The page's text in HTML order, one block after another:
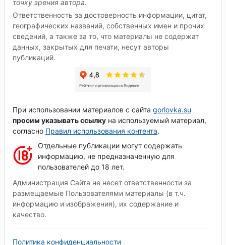
точку зрения автора.
Ответственность за достоверность информации, цитат,
географических названий, собственных имен и прочих
сведений, а также за то, что материалы не содержат
данных, закрытых для печати, несут авторы
публикаций.
При использовании материалов с сайта gorlovka.su
просим указывать ссылку на используемый материал,
согласно Правил использования контента.
Отдельные публикации могут содержать
информацию, не предназначенную для
пользователей до 18 лет.
Администрация Сайта не несет ответственности за
размещаемые Пользователями материалы (в т.ч.
информацию и изображения), их содержание и
качество.
Политика конфиденциальности